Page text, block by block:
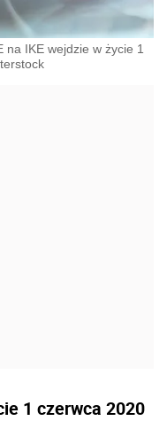
IKE wejdzie w życie 1
1 czerwca 2020